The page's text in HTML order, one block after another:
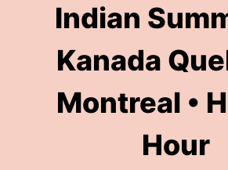
Indian
Kanada
Montreal •
Hour